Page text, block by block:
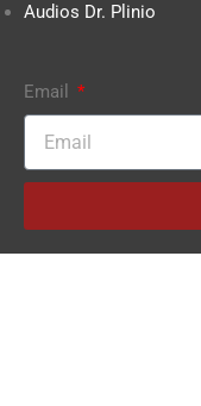
Audios Dr. Plinio
Email